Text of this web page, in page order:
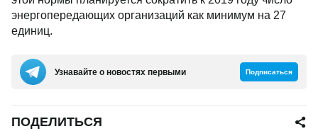
энергопередающих организаций как минимум на 27
единиц.
Узнавайте о новостях первыми Подписаться
ПОДЕЛИТЬСЯ